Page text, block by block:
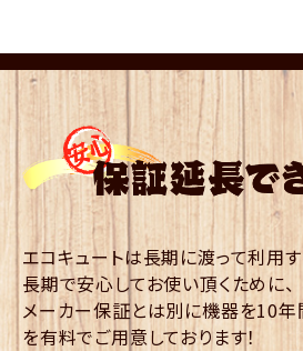
エコキュートは長期に渡って利用
長期で安心してお使い頂くために、
メーカー保証とは別に機器を10
を有料でご用意しております！